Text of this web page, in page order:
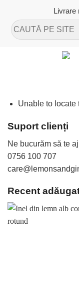
content
Livrare
Caută
după:
Unable to locate
Suport clienți
Ne bucurăm să te
0756 100 707
Recent